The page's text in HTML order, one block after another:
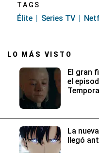
TAGS
Élite Series TV
LO MÁS VISTO
El gran
el
La
llegó